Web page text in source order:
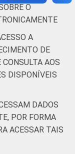
de
da
de
- TIC
O
A
DE
CONSULTA AOS
DISPONÍVEIS
DADOS
POR FORMA
ACESSAR TAIS